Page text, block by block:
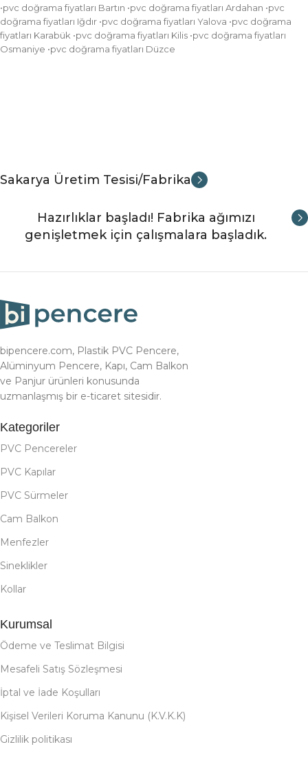
•pvc doğrama fiyatları Bartın •pvc doğrama fiyatları Ardahan •pvc
doğrama fiyatları Iğdır •pvc doğrama fiyatları Yalova •pvc doğrama
fiyatları Karabük •pvc doğrama fiyatları Kilis •pvc doğrama fiyatları
Osmaniye •pvc doğrama fiyatları Düzce
Sakarya Üretim Tesisi/Fabrika
Hazırlıklar başladı! Fabrika ağımızı
genişletmek için çalışmalara başladık.
bipencere.com, Plastik PVC Pencere,
Alüminyum Pencere, Kapı, Cam Balkon
ve Panjur ürünleri konusunda
uzmanlaşmış bir e-ticaret sitesidir.
Kategoriler
PVC Pencereler
PVC Kapılar
PVC Sürmeler
Cam Balkon
Menfezler
Sineklikler
Kollar
Kurumsal
Ödeme ve Teslimat Bilgisi
Mesafeli Satış Sözleşmesi
İptal ve İade Koşulları
Kişisel Verileri Koruma Kanunu (K.V.K.K)
Gizlilik politikası